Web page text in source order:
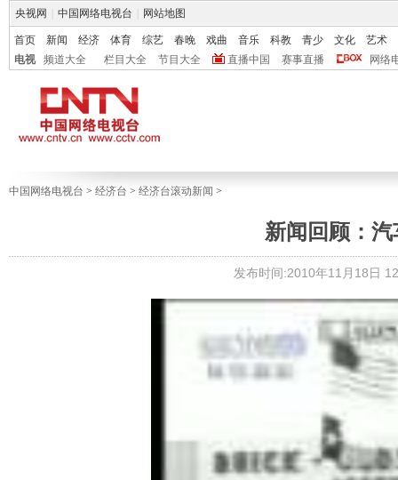
央视网 中国网络电视台 网站地图
首页 新闻 经济 体育 综艺 春晚 戏曲 音乐 科教 青少 文化
艺术
电视
频道大全 栏目大全 节目大全 直播中国 赛事直播 网络
中国网络电视台 > 经济台 > 经济台滚动新闻 >
新闻回顾：
发布时间:2010年11月18日